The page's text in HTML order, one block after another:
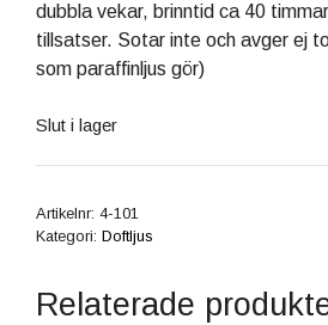
dubbla vekar, brinntid ca 40
tillsatser. Sotar inte och avger ej
som paraffinljus gör)
Slut i lager
Artikelnr: 4-101
Kategori: Doftljus
Relaterade